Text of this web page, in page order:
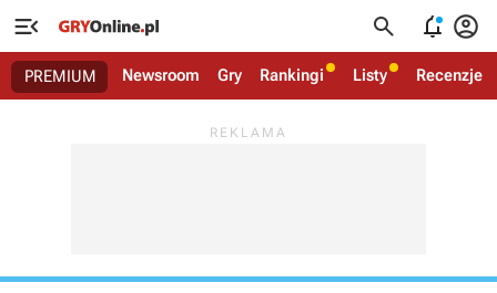
   
PREMIUM Newsroom Gry Rankingi Listy Recenzje